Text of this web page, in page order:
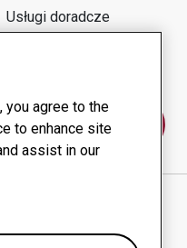
Usługi doradcze
z nami
you agree to the
to enhance site
assist in our